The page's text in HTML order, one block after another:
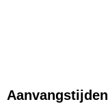
Aanvangstijden